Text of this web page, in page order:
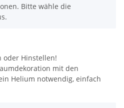
Bitte wähle die
oder Hinstellen!
mit den
Helium notwendig, einfach